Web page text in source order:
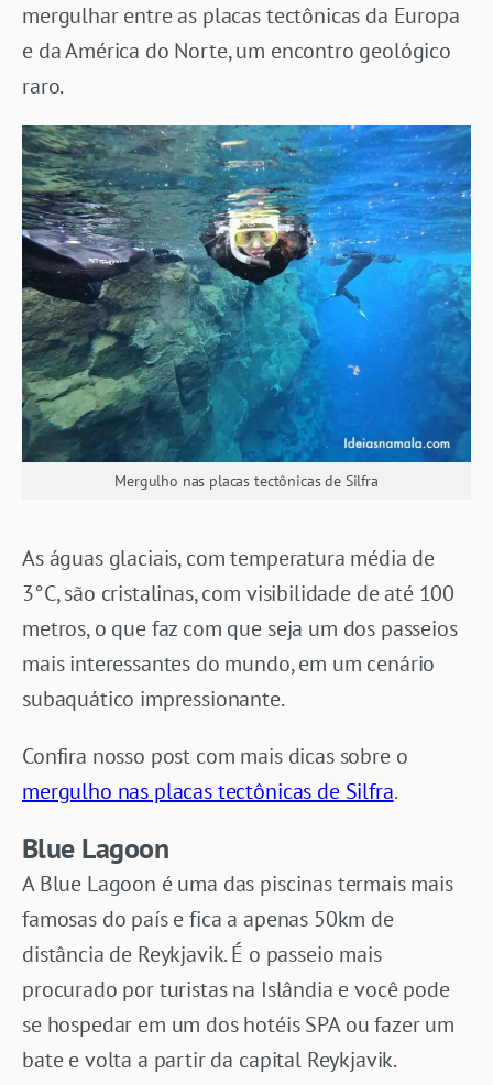
mergulhar entre as placas tectônicas da Europa
e da América do Norte, um encontro geológico
raro.
Mergulho nas placas tectônicas de Silfra
As águas glaciais, com temperatura média de
3°C, são cristalinas, com visibilidade de até 100
metros, o que faz com que seja um dos passeios
mais interessantes do mundo, em um cenário
subaquático impressionante.
Confira nosso post com mais dicas sobre o
mergulho nas placas tectônicas de Silfra.
Blue Lagoon
A Blue Lagoon é uma das piscinas termais mais
famosas do país e fica a apenas 50km de
distância de Reykjavik. É o passeio mais
procurado por turistas na Islândia e você pode
se hospedar em um dos hotéis SPA ou fazer um
bate e volta a partir da capital Reykjavik.